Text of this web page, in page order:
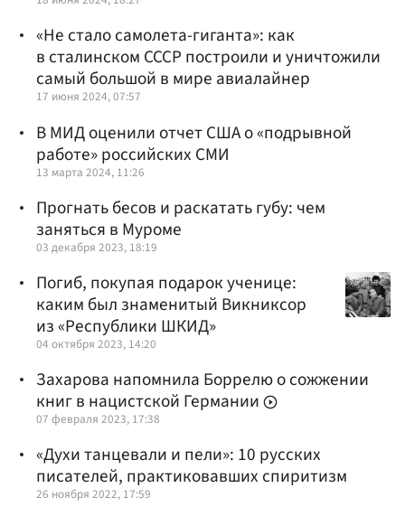
«Не стало самолета-гиганта»: как
в сталинском СССР построили и уничтожили
самый большой в мире авиалайнер
17 июня 2024, 07:57
В МИД оценили отчет США о «подрывной
работе» российских СМИ
13 марта 2024, 11:26
Прогнать бесов и раскатать губу: чем
заняться в Муроме
03 декабря 2023, 18:19
Погиб, покупая подарок ученице:
каким был знаменитый Викниксор
из «Республики ШКИД»
04 октября 2023, 14:20
Захарова напомнила Боррелю о сожжении
книг в нацистской Германии
07 февраля 2023, 17:38
«Духи танцевали и пели»: 10 русских
писателей, практиковавших спиритизм
26 ноября 2022, 17:59